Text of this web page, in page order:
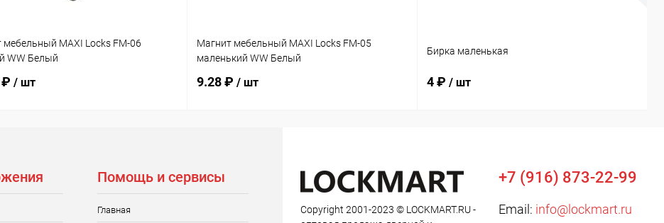
мебельный MAXI Locks FM-06
WW Белый
₽ / шт
Магнит мебельный MAXI Locks FM-05
маленький WW Белый
9.28 ₽ / шт
Бирка маленькая
4 ₽ / шт
Помощь и сервисы
Главная
Copyright 2001-2023 © LOCKMART.RU -
+7 (916) 873-22-99
Email: info@lockmart.ru